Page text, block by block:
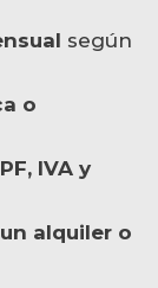
según
o
IVA y
alquiler o